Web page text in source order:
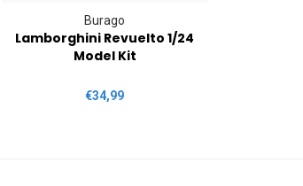
Burago
Lamborghini Revuelto 1/24
Model Kit
€34,99